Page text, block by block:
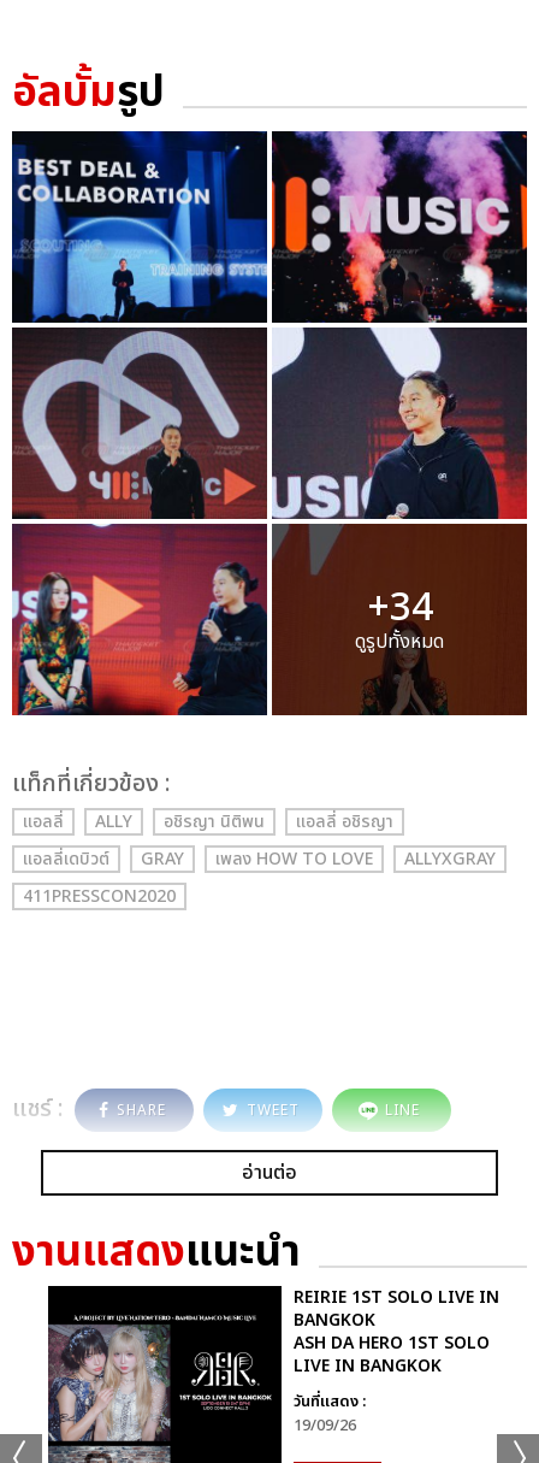
อัลบั้มรูป
+34
ดูรูปทั้งหมด
เเท็กที่เกี่ยวข้อง :
แอลลี่ ALLY อชิรญา นิติพน
แอลลี่ อชิรญา
แอลลี่เดบิวต์
GRAY เพลง HOW TO LOVE
ALLYXGRAY
411PRESSCON2020
แชร์ : SHARE TWEET LINE
อ่านต่อ
งานแสดงแนะนำ
REIRIE 1ST SOLO LIVE IN
BANGKOK
ASH DA HERO 1ST SOLO
LIVE IN BANGKOK
วันที่แสดง :
19/09/26